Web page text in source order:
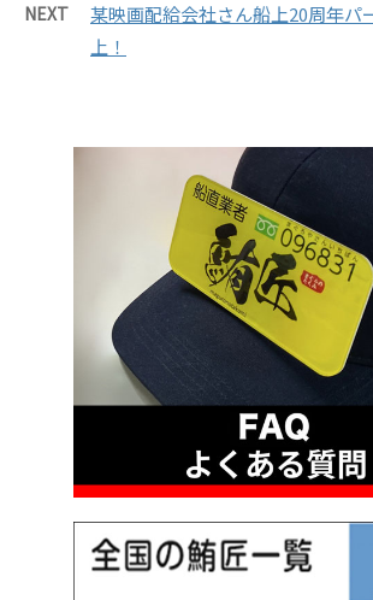
NEXT
某映画配給会社さん船上20周年パ
上！